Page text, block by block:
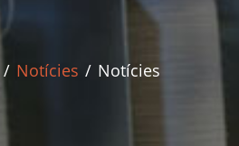
/ Notícies / Notícies